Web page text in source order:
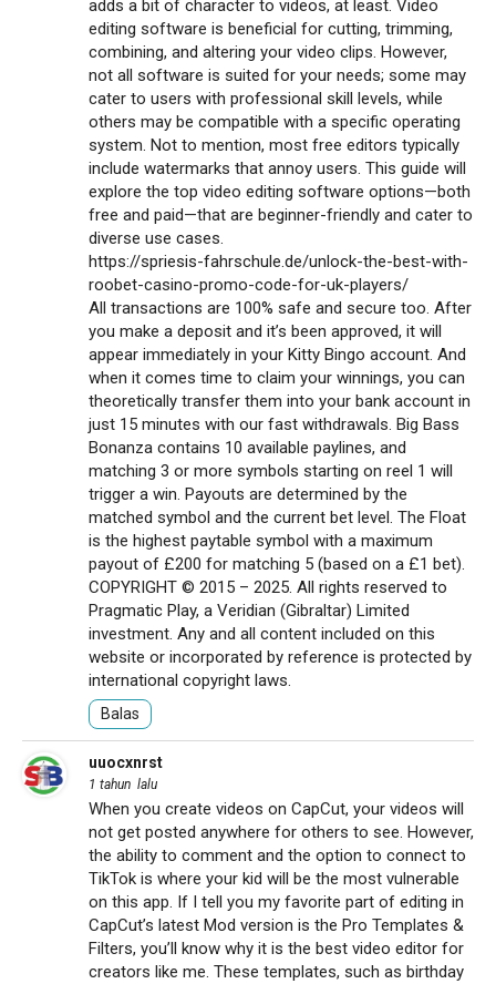
adds a bit of character to videos, at least. Video
editing software is beneficial for cutting, trimming,
combining, and altering your video clips. However,
not all software is suited for your needs; some may
cater to users with professional skill levels, while
others may be compatible with a specific operating
system. Not to mention, most free editors typically
include watermarks that annoy users. This guide will
explore the top video editing software options—both
free and paid—that are beginner-friendly and cater to
diverse use cases.
https://spriesis-fahrschule.de/unlock-the-best-with-
roobet-casino-promo-code-for-uk-players/
All transactions are 100% safe and secure too. After
you make a deposit and it’s been approved, it will
appear immediately in your Kitty Bingo account. And
when it comes time to claim your winnings, you can
theoretically transfer them into your bank account in
just 15 minutes with our fast withdrawals. Big Bass
Bonanza contains 10 available paylines, and
matching 3 or more symbols starting on reel 1 will
trigger a win. Payouts are determined by the
matched symbol and the current bet level. The Float
is the highest paytable symbol with a maximum
payout of £200 for matching 5 (based on a £1 bet).
COPYRIGHT © 2015 – 2025. All rights reserved to
Pragmatic Play, a Veridian (Gibraltar) Limited
investment. Any and all content included on this
website or incorporated by reference is protected by
international copyright laws.
Balas
uuocxnrst
1 tahun lalu
When you create videos on CapCut, your videos will
not get posted anywhere for others to see. However,
the ability to comment and the option to connect to
TikTok is where your kid will be the most vulnerable
on this app. If I tell you my favorite part of editing in
CapCut’s latest Mod version is the Pro Templates &
Filters, you’ll know why it is the best video editor for
creators like me. These templates, such as birthday